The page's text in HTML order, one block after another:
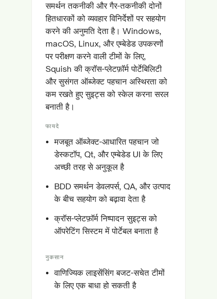
समर्थन तकनीकी और गैर-तकनीकी दोनों
हितधारकों को व्यवहार विनिर्देशों पर सहयोग
करने की अनुमति देता है। Windows,
macOS, Linux, और एम्बेडेड उपकरणों
पर परीक्षण करने वाली टीमों के लिए,
Squish की क्रॉस-प्लेटफ़ॉर्म पोर्टेबिलिटी
और सुसंगत ऑब्जेक्ट पहचान अस्थिरता को
कम रखते हुए सुइट्स को स्केल करना सरल
बनाती है।
फायदे
मजबूत ऑब्जेक्ट-आधारित पहचान जो
डेस्कटॉप, Qt, और एम्बेडेड UI के लिए
अच्छी तरह से अनुकूल है
BDD समर्थन डेवलपर्स, QA, और उत्पाद
के बीच सहयोग को बढ़ावा देता है
क्रॉस-प्लेटफ़ॉर्म निष्पादन सुइट्स को
ऑपरेटिंग सिस्टम में पोर्टेबल बनाता है
नुकसान
वाणिज्यिक लाइसेंसिंग बजट-सचेत टीमों
के लिए एक बाधा हो सकती है